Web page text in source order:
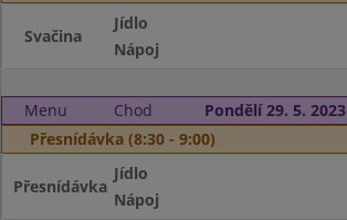
Svačina
Jídlo
Nápoj
Menu Chod
Pondělí 29. 5. 2023
Přesnídávka (8:30 - 9:00)
Přesnídávka
Jídlo
Nápoj